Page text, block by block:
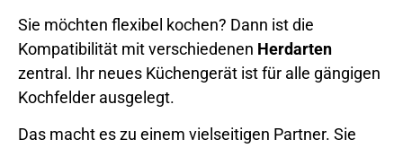
Sie möchten flexibel kochen? Dann ist die
Kompatibilität mit verschiedenen Herdarten
zentral. Ihr neues Küchengerät ist für alle gängigen
Kochfelder ausgelegt.
Das macht es zu einem vielseitigen Partner. Sie